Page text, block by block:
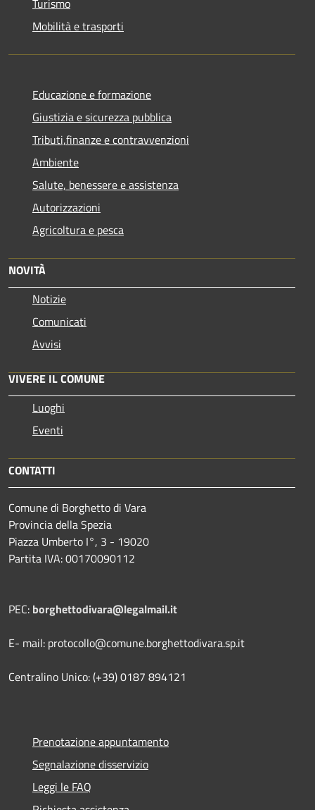
Mobilità e trasporti
Educazione e formazione
Giustizia e sicurezza pubblica
Tributi,finanze e contravvenzioni
Ambiente
Salute, benessere e assistenza
Autorizzazioni
Agricoltura e pesca
NOVITÀ
Notizie
Comunicati
Avvisi
VIVERE IL COMUNE
Luoghi
Eventi
CONTATTI
Comune di Borghetto di Vara
Provincia della Spezia
Piazza Umberto I°, 3 - 19020
Partita IVA: 00170090112
PEC: borghettodivara@legalmail.it
E- mail: protocollo@comune.borghettodivara.sp.it
Centralino Unico: (+39) 0187 894121
Prenotazione appuntamento
Segnalazione disservizio
Leggi le FAQ